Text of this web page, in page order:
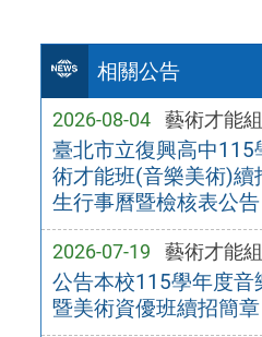
相關公告
2026-08-04 藝術才能組
臺北市立復興高中115
術才能班(音樂美術)續
生行事曆暨檢核表公告
2026-07-19 藝術才能組
公告本校115學年度音
暨美術資優班續招簡章